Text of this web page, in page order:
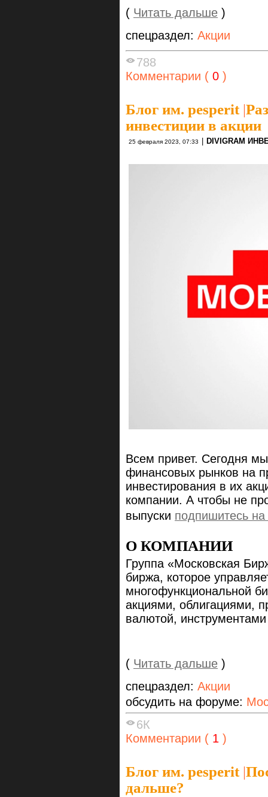
( Читать дальше )
спецраздел: Акции
788
Комментарии ( 0 )
Блог им. pesperit|
инвестиции в акции
25 февраля 2023, 07:33 | DIVIGRAM
Всем привет. Сегодня
финансовых рынков на
инвестирования в их
компании. А чтобы не
выпуски подпишитесь
О КОМПАНИИ
Группа «Московская
биржа, которое
многофункциональной
акциями, облигациями,
валютой,
( Читать дальше )
спецраздел: Акции
обсудить на форуме:
6К
Комментарии ( 1 )
Блог им. pesperit|
дальше?